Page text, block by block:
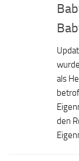
als
den